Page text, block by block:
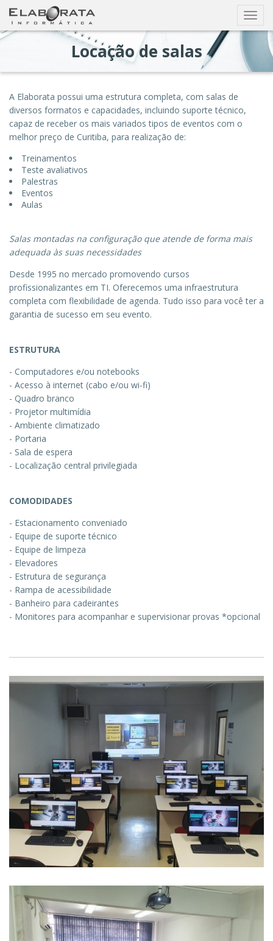
Exibir
Locação de salas
A Elaborata possui uma estrutura completa, com salas de
diversos formatos e capacidades, incluindo suporte técnico,
capaz de receber os mais variados tipos de eventos com o
melhor preço de Curitiba, para realização de:
Treinamentos
Teste avaliativos
Palestras
Eventos
Aulas
Salas montadas na configuração que atende de forma mais
adequada às suas necessidades
Desde 1995 no mercado promovendo cursos
profissionalizantes em TI. Oferecemos uma infraestrutura
completa com flexibilidade de agenda. Tudo isso para você ter a
garantia de sucesso em seu evento.
ESTRUTURA
- Computadores e/ou notebooks
- Acesso à internet (cabo e/ou wi-fi)
- Quadro branco
- Projetor multimídia
- Ambiente climatizado
- Portaria
- Sala de espera
- Localização central privilegiada
COMODIDADES
- Estacionamento conveniado
- Equipe de suporte técnico
- Equipe de limpeza
- Elevadores
- Estrutura de segurança
- Rampa de acessibilidade
- Banheiro para cadeirantes
- Monitores para acompanhar e supervisionar provas *opcional